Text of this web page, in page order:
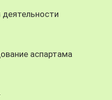
аспартама